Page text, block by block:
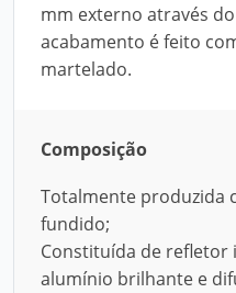
mm externo através
acabamento é feito
martelado.
Composição
Totalmente produzida
fundido;
Constituída de refletor
alumínio brilhante e